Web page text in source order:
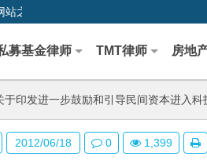
之一
募基金律师 TMT律师 房地
于印发进一步鼓励和引导民间资本进入
2012/06/18 0 1,399